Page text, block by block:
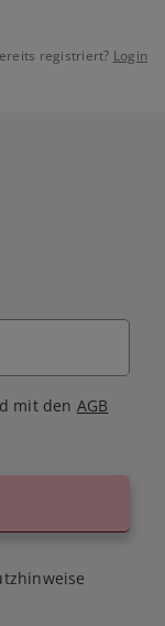
registriert? Login
mit den AGB